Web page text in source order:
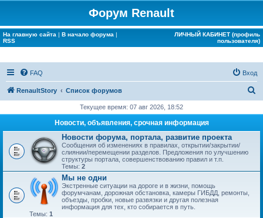
Форум Renault
На главную сайта | В начало форума |
RSS
ЛИЧНЫЙ КАБИНЕТ (профиль
пользователя)
FAQ Вход
RenaultStory Список форумов
с
Текущее время: 07 авг 2026, 18:52
Новости, объявления, срочная информация
Новости форума, портала, развитие проекта
Сообщения об изменениях в правилах, открытии/закрытии/
слиянии/перемещении разделов. Предложения по улучшению
структуры портала, совершенствованию правил и т.п.
Темы: 2
Мы не одни
Экстренные ситуации на дороге и в жизни, помощь
форумчанам, дорожная обстановка, камеры ГИБДД, ремонты,
объезды, пробки, новые развязки и другая полезная
информация для тех, кто собирается в путь.
Темы: 1